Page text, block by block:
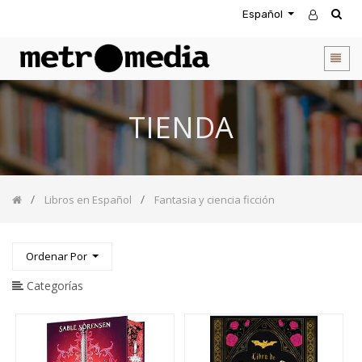
Español
TIENDA
Libros en Español Fantasia y ciencia ficción
Ordenar Por
Categorías
PRODUCTOS
productos
Novedades
Agendas
Accesorios
Entretenimiento
Calendarios